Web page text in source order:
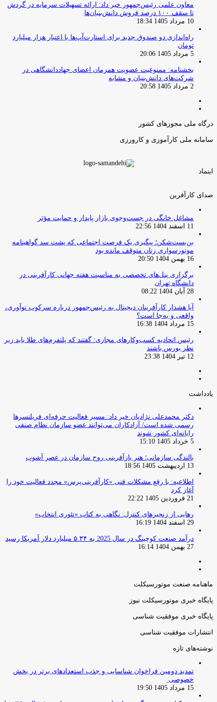
معاون علمی رئیس‌جمهور خبر داد: ارائه تسهیلات سرمایه در گردش
تا سقف ۱۰۰ درصد فروش دانش‌بنیان‌ها
10 مرداد 1405 18:34
راه‌اندازی دو صندوق جدید برای استارت‌آپ‌ها با اعتبار هزار میلیارد
تومان
5 مرداد 1405 20:06
بخشنامه: ممنوعیت عضویت همزمان اعضای جهاددانشگاهی در
شرکت‌های دانش‌بنیان و مشابه
2 مرداد 1405 20:58
درگاه ملی مجوزهای کشور
سامانه ملی کارآموزی و کارورزی
اینماد
صدای کارآفرین
مشاغل خانگی در جست‌وجوی بازار پایدار و حمایت مؤثر
11 اسفند 1404 22:56
بن‌بست‌شکن؛ پیگیری یک فرصت اجتماعی که پشت سد گواهینامه
موتورسواری زنان متوقف مانده بود
16 بهمن 1404 20:50
برگزاری پنل‌های تخصصی به مناسبت هفته جهانی کارآفرینی در
دانشگاه تهران
28 آبان 1404 08:22
آیا هشدار کارآفرینان دیجیتال به رئیس‌جمهور درباره سرکوب نوآوری،
واقعی و به‌جا است؟
15 مرداد 1404 16:38
‏رئیس اتحادیه کسب‌وکارهای مجازی: گفتند که پلتفرم‌های طلا باید زیر
نظر بورس باشند
12 تیر 1404 23:38
یادداشت
دکتر محمدعلی نژادیان خبر داد: مسیر فعالیت حرفه‌ای فریلنسرها
رسمی شده است/ آزادکاران می‌توانند عضو سازمان نظام صنفی
رایانه‌ای کشور شوند
5 خرداد 1405 15:10
بالندگی سازمانی؛ هنر بازآفرینی روح سازمان در عصر آشوب
13 اردیبهشت 1405 18:56
اطلاعیه: با رفع مشکلات فنی «کارآفرینی‌پرس» مجدد فعالیت خود را
آغاز کرد
21 فروردین 1405 22:22
رهایی از زنجیرهای کنترل: نگاهی به کتاب «تئوری انتخاب»
29 اسفند 1404 16:19
درآمد صنعت کوچینگ در سال 2025 به ۵.۳۴ میلیارد دلار آمریکا رسید
27 بهمن 1404 16:14
ماهنامه صنعت موتورسیکلت
پایگاه خبری موتورسیکلت نیوز
پایگاه خبری موفقیت شناسی
انتشارات موفقیت شناسی
نوشته‌های تازه
تمدید دومین فراخوان شناسایی و جذب استعدادهای برتر در بخش
خصوصی
15 مرداد 1405 19:50